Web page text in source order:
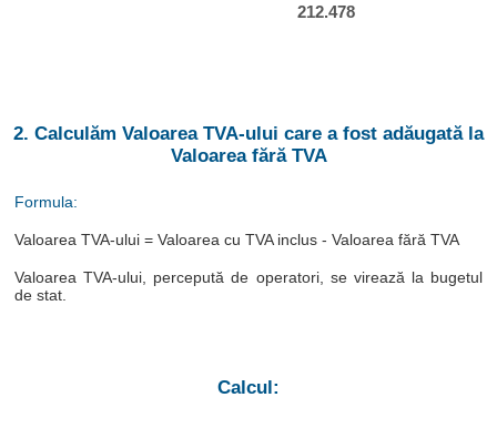
212.478
2. Calculăm Valoarea TVA-ului care a fost adăugată la
Valoarea fără TVA
Formula:
Valoarea TVA-ului = Valoarea cu TVA inclus - Valoarea fără TVA
Valoarea TVA-ului, percepută de operatori, se virează la bugetul
de stat.
Calcul: